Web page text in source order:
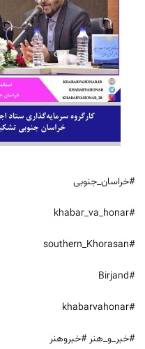
#خراسان_جنوبی
#khabar_va_honar
#southern_Khorasan
#Birjand
#khabarvahonar
#خبر_و_هنر #خبروهنر